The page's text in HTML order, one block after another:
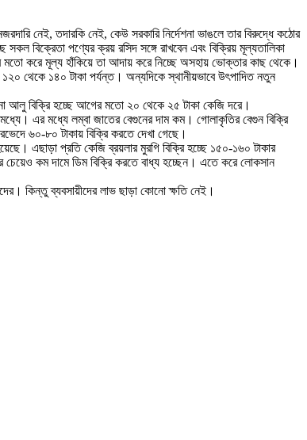
নেই, তদারকি নেই, কেউ সরকারি নির্দেশনা ভাঙলে তার বিরুদ্ধে কঠোর
বিক্রেতা পণ্যের ক্রয় রসিদ সঙ্গে রাখবেন এবং বিক্রিয় মূল্যতালিকা
মতো করে মূল্য হাঁকিয়ে তা আদায় করে নিচ্ছে অসহায় ভোক্তার কাছ থেকে।
থেকে ১৪০ টাকা পর্যন্ত। অন্যদিকে স্থানীয়ভাবে উৎপাদিত নতুন
আলু বিক্রি হচ্ছে আগের মতো ২০ থেকে ২৫ টাকা কেজি দরে।
এর মধ্যে লম্বা জাতের বেগুনের দাম কম। গোলাকৃতির বেগুন বিক্রি
৬০-৮০ টাকায় বিক্রি করতে দেখা গেছে।
এছাড়া প্রতি কেজি ব্রয়লার মুরগি বিক্রি হচ্ছে ১৫০-১৬০ টাকার
চেয়েও কম দামে ডিম বিক্রি করতে বাধ্য হচ্ছেন। এতে করে লোকসান
কিন্তু ব্যবসায়ীদের লাভ ছাড়া কোনো ক্ষতি নেই।